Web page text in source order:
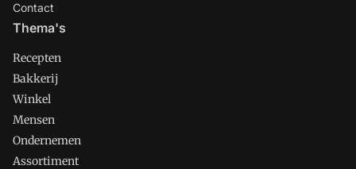
Contact
Thema's
Recepten
Bakkerij
Winkel
Mensen
Ondernemen
Assortiment